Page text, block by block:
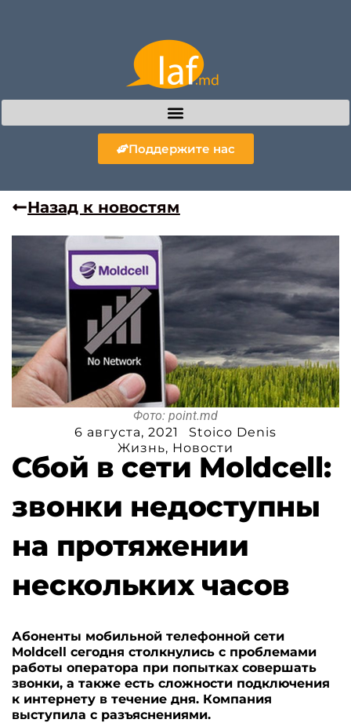
Поддержите нас
Назад к новостям
Фото: point.md
6 августа, 2021
Stoico Denis
Жизнь, Новости
Сбой в сети Moldcell:
звонки недоступны
на протяжении
нескольких часов
Абоненты мобильной телефонной сети
Moldcell сегодня столкнулись с проблемами
работы оператора при попытках совершать
звонки, а также есть сложности подключения
к интернету в течение дня. Компания
выступила с разъяснениями.